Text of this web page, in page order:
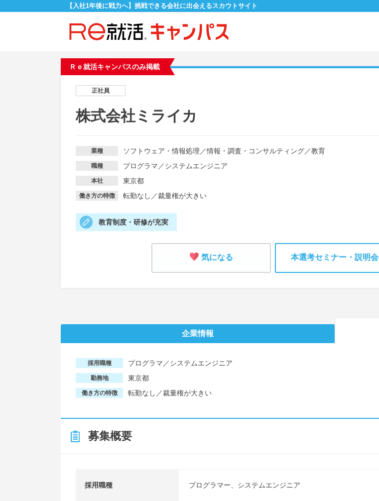
【入社1年後に戦力へ】挑戦できる会社に出会えるスカウトサイト
Ｒｅ就活キャンパスのみ掲載
正社員
株式会社ミライカ
業種 ソフトウェア・情報処理 ／情報・調査・コンサルティング／教育
職種 プログラマ ／システムエンジニア
本社 東京都
働き方の特徴 転勤なし ／裁量権が大きい
教育制度・研修が充実
気になる 本選考セミナー・説明会
企業情報
採用職種 プログラマ／システムエンジニア
勤務地 東京都
働き方の特徴 転勤なし／裁量権が大きい
募集概要
採用職種 プログラマー、システムエンジニア